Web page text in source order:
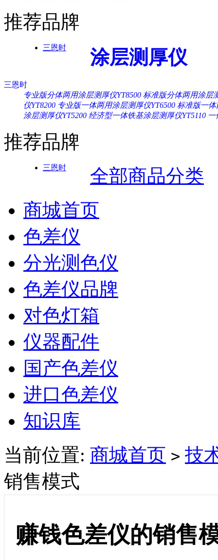
推荐品牌
三恩时 涂层测厚仪
三恩时
专业版分体两用涂层测厚仪YT8500 标准版分体两用涂层
仪YT8200 专业版一体两用涂层测厚仪YT6500 标准版一体
涂层测厚仪YT5200 经济型一体铁基涂层测厚仪YT5110 一
推荐品牌
三恩时
全部商品分类
商城首页
色差仪
分光测色仪
色差仪品牌
对色灯箱
仪器配件
国产色差仪
进口色差仪
知识库
当前位置: 商城首页 > 技
销售模式
赚钱色差仪的销售